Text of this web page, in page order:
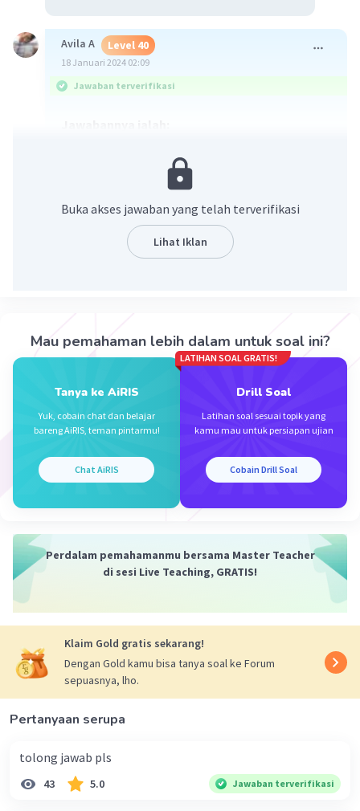
Avila A Level 40
18 Januari 2024 02:09
Jawaban terverifikasi
Semoga membantu^^
Iklan
Buka akses jawaban yang telah terverifikasi
Lihat Iklan
Mau pemahaman lebih dalam untuk soal ini?
Tanya ke AiRIS
Yuk, cobain chat dan belajar
bareng AiRIS, teman pintarmu!
Chat AiRIS
LATIHAN SOAL GRATIS!
Drill Soal
Latihan soal sesuai topik yang
kamu mau untuk persiapan ujian
Cobain Drill Soal
Perdalam pemahamanmu bersama Master Teacher
di sesi Live Teaching, GRATIS!
Klaim Gold gratis sekarang!
Dengan Gold kamu bisa tanya soal ke Forum
sepuasnya, lho.
Pertanyaan serupa
tolong jawab pls
43 5.0 Jawaban terverifikasi